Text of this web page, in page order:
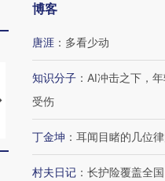
马航飞行员跨国走私7万
育部长拱
博客
唐涯 ： 多看少动
知识分子 ： AI冲击之下，
受伤
丁金坤 ： 耳闻目睹的几位
村夫日记 ： 长护险覆盖全